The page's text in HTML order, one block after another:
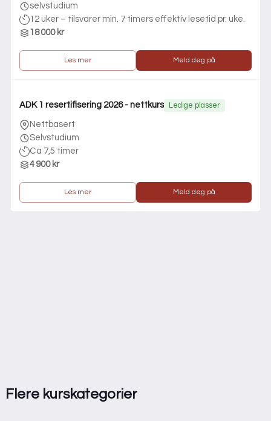
selvstudium
12 uker – tilsvarer min. 7 timers effektiv lesetid pr. uke.
18 000 kr
Les mer Meld deg på
ADK 1 resertifisering 2026 - nettkurs Ledige plasser
Nettbasert
Selvstudium
Ca 7,5 timer
4 900 kr
Les mer Meld deg på
Flere kurskategorier